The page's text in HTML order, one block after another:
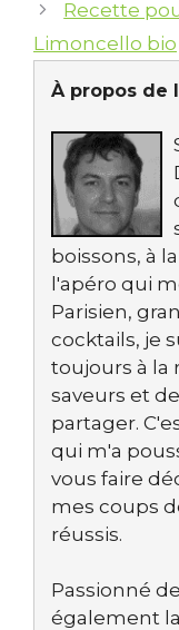
Recette
Limoncello bio
À propos de
boissons, à
l'apéro qui
Parisien,
cocktails, je
toujours à la
saveurs et
partager.
qui m'a
vous faire
mes coups
réussis.
Passionné
également